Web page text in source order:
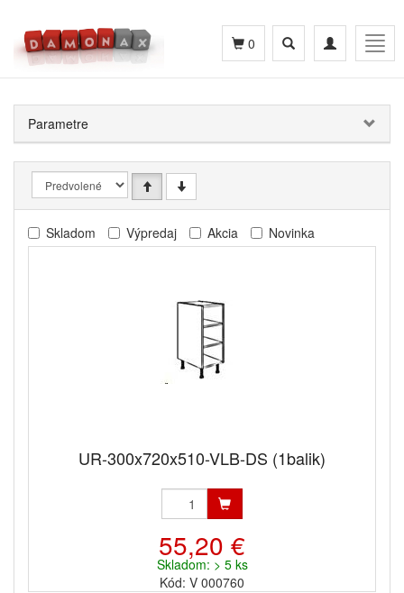
Toggle
navigation
Toggle
search
0
Parametre
Skladom Výpredaj Akcia Novinka
UR-300x720x510-VLB-DS (1balik)
55,20 €
Skladom: > 5 ks
Kód: V 000760